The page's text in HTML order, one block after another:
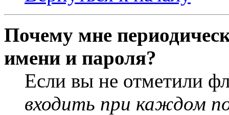
Почему мне
имени и пароля?
Если вы не отметили
входить при каждом